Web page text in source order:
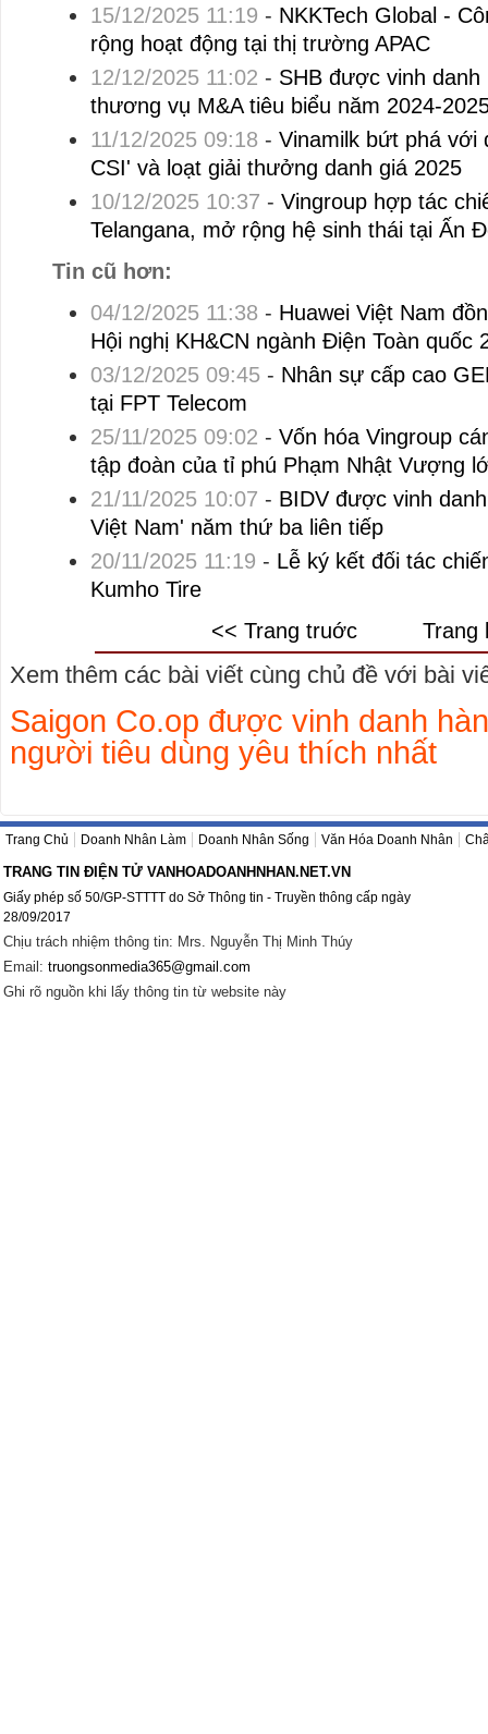
15/12/2025 11:19 - NKKTech Global -
rộng hoạt động tại thị trường APAC
12/12/2025 11:02 - SHB được vinh danh
thương vụ M&A tiêu biểu năm 2024-
11/12/2025 09:18 - Vinamilk bứt phá với
CSI' và loạt giải thưởng danh giá 2025
10/12/2025 10:37 - Vingroup hợp tác
Telangana, mở rộng hệ sinh thái tại Ấn
Tin cũ hơn:
04/12/2025 11:38 - Huawei Việt Nam
Hội nghị KH&CN ngành Điện Toàn quốc
03/12/2025 09:45- Nhân sự cấp cao
tại FPT Telecom
25/11/2025 09:02 - Vốn hóa Vingroup
tập đoàn của tỉ phú Phạm Nhật Vượng
21/11/2025 10:07 - BIDV được vinh
Việt Nam' năm thứ ba liên tiếp
20/11/2025 11:19 - Lễ ký kết đối tác
Kumho Tire
<< Trang truớc
Trang
Xem thêm các bài viết cùng chủ đề với bài
Saigon Co.op được vinh danh
người tiêu dùng yêu thích nhất
Trang Chủ Doanh Nhân Làm Doanh Nhân Sống Văn Hóa Doanh Nhân
TRANG TIN ĐIỆN TỬ VANHOADOANHNHAN.NET.VN
Giấy phép số 50/GP-STTTT do Sở Thông tin - Truyền thông cấp ngày
28/09/2017
Chịu trách nhiệm thông tin: Mrs. Nguyễn Thị Minh Thúy
Email: truongsonmedia365@gmail.com
Ghi rõ nguồn khi lấy thông tin từ website này